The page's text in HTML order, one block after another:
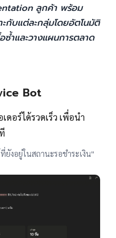
ลูกค้า พร้อม
ะกับแต่ละกลุ่มโดยอัตโนมัติ
ำและวางแผนการตลาด
Bot
อร์ได้รวดเร็ว เพื่อนำ
ยังอยู่ในสถานะรอชำระเงิน"